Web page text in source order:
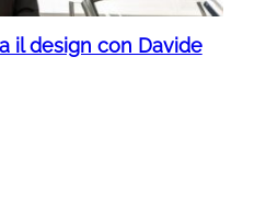
il design con Davide